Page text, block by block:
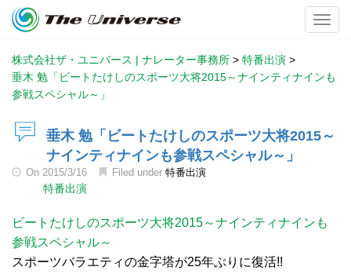
株式会社ザ・ユニバース | ナレーター事務所 > 特番出演 >
垂木 勉「ビートたけしのスポーツ大将2015～ナインティナインも
参戦スペシャル～」
垂木 勉「ビートたけしのスポーツ大将2015～
ナインティナインも参戦スペシャル～」
On 2015/3/16 Filed under 特番出演
特番出演
ビートたけしのスポーツ大将2015～ナインティナインも
参戦スペシャル～
スポーツバラエティの金字塔が25年ぶりに復活!!